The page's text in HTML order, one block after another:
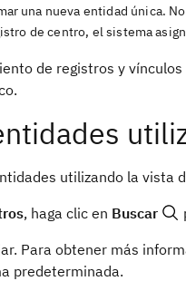
una nueva entidad única.
de centro, el sistema
de registros y
utilizando la vista
, haga clic en Buscar
Para obtener más
predeterminada.